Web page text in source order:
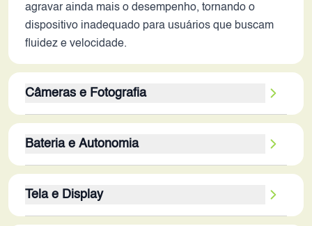
agravar ainda mais o desempenho, tornando o
dispositivo inadequado para usuários que buscam
fluidez e velocidade.
Câmeras e Fotografia
apresenta um sensor principal de 50MP, que pode
capturar fotos com boa resolução em condições de
entanto, são pouco significativas e provavelmente
servem apenas para efeitos de profundidade ou
Bateria e Autonomia
M14 4G, oferecendo boa autonomia, especialmente
considerando o processador de baixo consumo e a
Tela e Display